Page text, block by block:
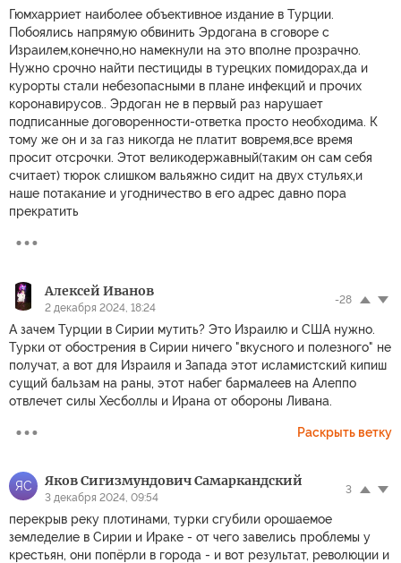
Гюмхарриет наиболее объективное издание в Турции.
Побоялись напрямую обвинить Эрдогана в сговоре с
Израилем,конечно,но намекнули на это вполне прозрачно.
Нужно срочно найти пестициды в турецких помидорах,да и
курорты стали небезопасными в плане инфекций и прочих
коронавирусов.. Эрдоган не в первый раз нарушает
подписанные договоренности-ответка просто необходима. К
тому же он и за газ никогда не платит вовремя,все время
просит отсрочки. Этот великодержавный(таким он сам себя
считает) тюрок слишком вальяжно сидит на двух стульях,и
наше потакание и угодничество в его адрес давно пора
прекратить
Алексей Иванов
2 декабря 2024, 18:24
-28
А зачем Турции в Сирии мутить? Это Израилю и США нужно.
Турки от обострения в Сирии ничего "вкусного и полезного" не
получат, а вот для Израиля и Запада этот исламистский кипиш
сущий бальзам на раны, этот набег бармалеев на Алеппо
отвлечет силы Хесболлы и Ирана от обороны Ливана.
Раскрыть ветку
ЯС Яков Сигизмундович Самаркандский
3 декабря 2024, 09:54
3
перекрыв реку плотинами, турки сгубили орошаемое
земледелие в Сирии и Ираке - от чего завелись проблемы у
крестьян, они попёрли в города - и вот результат, революции и